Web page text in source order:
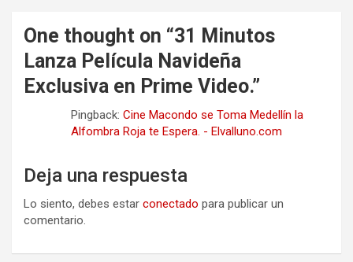
One thought on “31 Minutos
Lanza Película Navideña
Exclusiva en Prime Video.”
Pingback: Cine Macondo se Toma Medellín la
Alfombra Roja te Espera. - Elvalluno.com
Deja una respuesta
Lo siento, debes estar conectado para publicar un
comentario.